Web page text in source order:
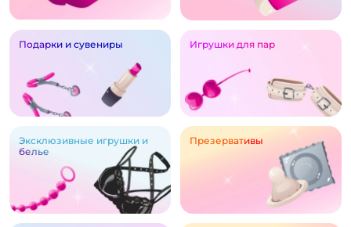
Подарки и сувениры Игрушки для пар
Эксклюзивные игрушки и
белье
Презервативы